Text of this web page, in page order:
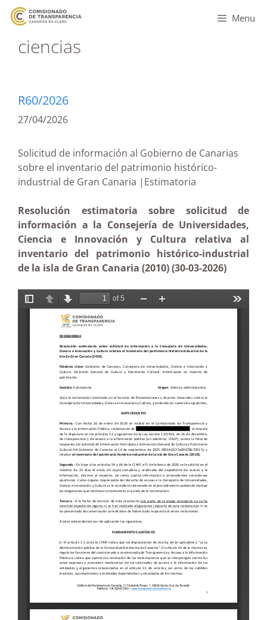
Menu
ciencias
R60/2026
27/04/2026
Solicitud de información al Gobierno de Canarias
sobre el inventario del patrimonio histórico-
industrial de Gran Canaria |Estimatoria
Resolución estimatoria sobre solicitud de
información a la Consejería de Universidades,
Ciencia e Innovación y Cultura relativa al
inventario del patrimonio histórico-industrial
de la isla de Gran Canaria (2010) (30-03-2026)